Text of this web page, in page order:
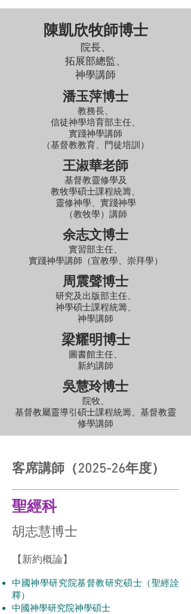
陳凱欣牧師博士
院長、
拓展部總監、
神學講師
潘玉萍博士
教務長、
信徒神學培育部主任、
實踐神學講師
（基督教教育、門徒培訓）
王淑華老師
基督教靈修學及
教牧學碩士課程統籌、
靈修神學、實踐神學
（教牧學）講師
余志文博士
實習部主任、
實踐神學講師 （宣教學、崇拜學）
周震聲博士
研究及出版部主任、
神學碩士課程統籌、
神學講師
梁耀明博士
圖書館主任、
新約講師
吳慧玲博士
院牧、
基督教屬靈導引碩士課程統籌、 基督教靈
修學講師
​客席講師（2025-26年度）
​聖經科​
胡志慧博士
【新約概論】
中國神學研究院基督教研究碩士（聖經詮
釋）
中國神學研究院神學碩士